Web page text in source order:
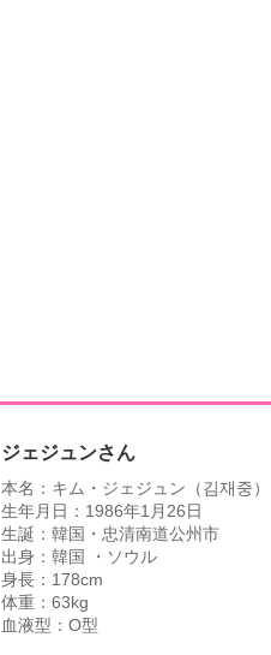
ジェジュンさん
本名：キム・ジェジュン（김재중）
生年月日：1986年1月26日
生誕：韓国・忠清南道公州市
出身：韓国 ・ソウル
身長：178cm
体重：63kg
血液型：O型